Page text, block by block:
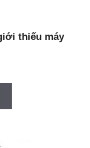
thiếu máy